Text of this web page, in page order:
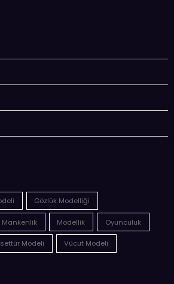
Gözlük Modelliği
Mankenlik Modellik Oyunculuk
Modeli Vücut Modeli